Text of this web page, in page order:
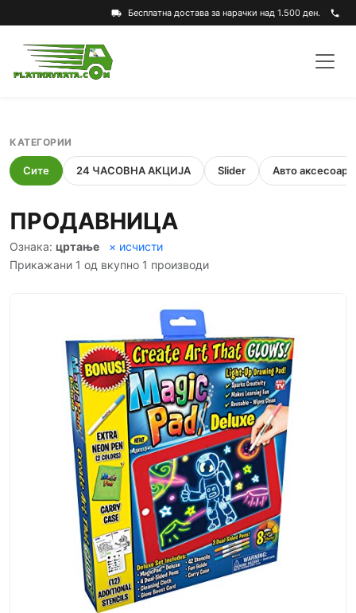
local_shipping Бесплатна достава за нарачки над 1.500 ден. phone
КАТЕГОРИИ
Сите 24 ЧАСОВНА АКЦИЈА Slider Авто аксесоари
ПРОДАВНИЦА
Ознака: цртање
× исчисти
Прикажани 1 од вкупно 1 производи